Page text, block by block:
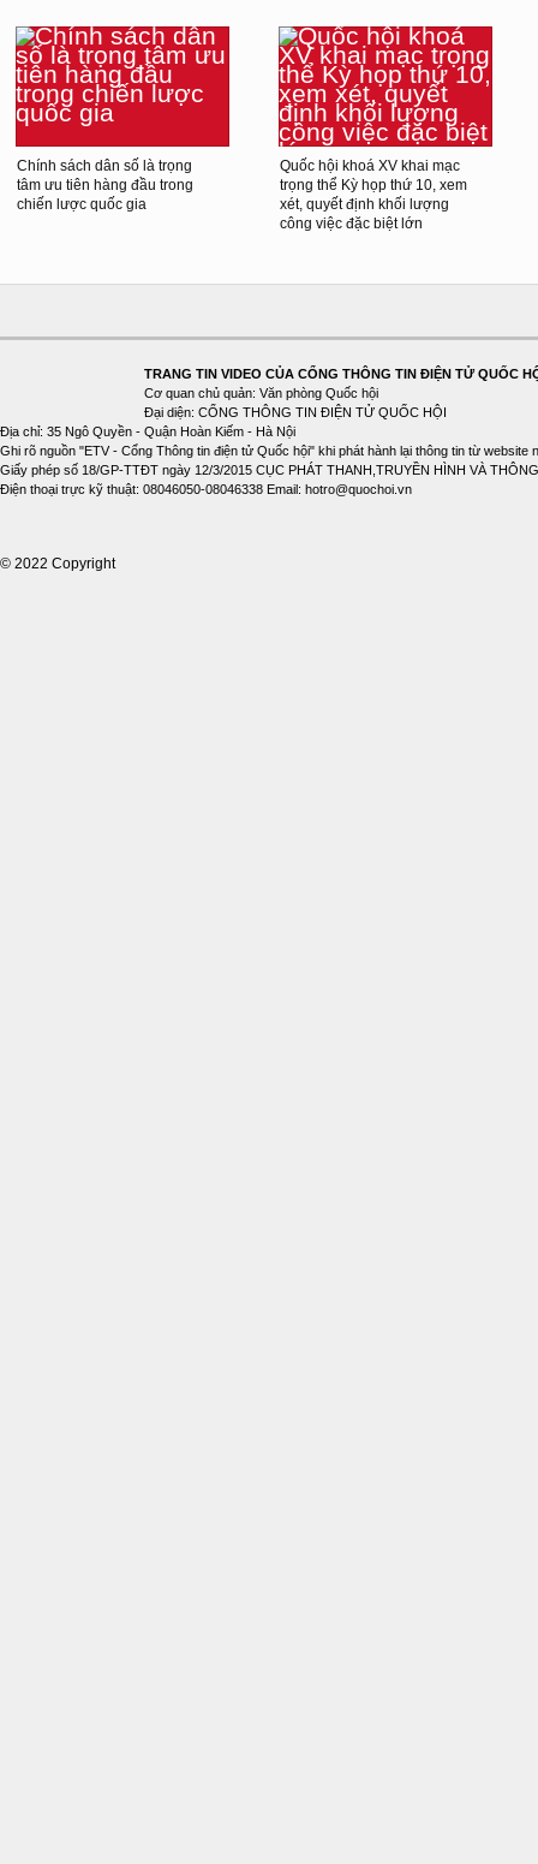
Chính sách dân số là trọng
tâm ưu tiên hàng đầu trong
chiến lược quốc gia
Quốc hội khoá XV khai mạc
trọng thể Kỳ họp thứ 10, xem
xét, quyết định khối lượng
công việc đặc biệt lớn
TRANG TIN VIDEO CỦA CỔNG THÔNG TIN ĐIỆN TỬ QUỐC
Cơ quan chủ quản: Văn phòng Quốc hội
Đại diện: CỔNG THÔNG TIN ĐIỆN TỬ QUỐC HỘI
Địa chỉ: 35 Ngô Quyền - Quận Hoàn Kiếm - Hà Nội
Ghi rõ nguồn "ETV - Cổng Thông tin điện tử Quốc hội" khi phát hành lại thông tin từ website
Giấy phép số 18/GP-TTĐT ngày 12/3/2015 CỤC PHÁT THANH,TRUYỀN HÌNH VÀ
Điện thoại trực kỹ thuật: 08046050-08046338 Email: hotro@quochoi.vn
© 2022 Copyright